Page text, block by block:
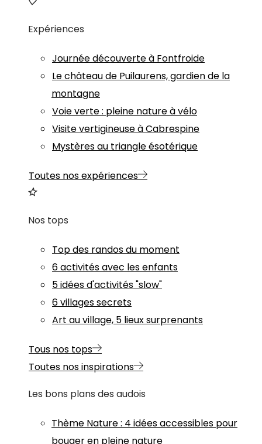
Expériences
Journée découverte à Fontfroide
Le château de Puilaurens, gardien de la
montagne
Voie verte : pleine nature à vélo
Visite vertigineuse à Cabrespine
Mystères au triangle ésotérique
Toutes nos expériences
Nos tops
Top des randos du moment
6 activités avec les enfants
5 idées d'activités "slow"
6 villages secrets
Art au village, 5 lieux surprenants
Tous nos tops
Toutes nos inspirations
Les bons plans des audois
Thème Nature: 4 idées accessibles pour
bouger en pleine nature